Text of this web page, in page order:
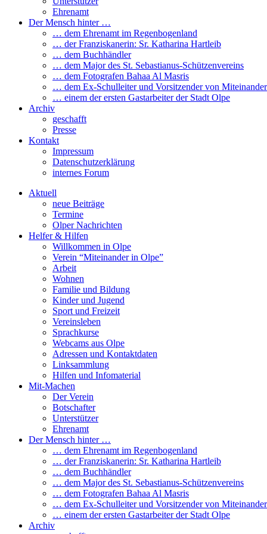
Ehrenamt
Der Mensch hinter …
… dem Ehrenamt im Regenbogenland
… der Franziskanerin: Sr. Katharina Hartleib
… dem Buchhändler
… dem Major des St. Sebastianus-Schützenvereins
… dem Fotografen Bahaa Al Masris
… dem Ex-Schulleiter und Vorsitzender von
… einem der ersten Gastarbeiter der Stadt Olpe
Archiv
geschafft
Presse
Kontakt
Impressum
Datenschutzerklärung
internes Forum
Aktuell
neue Beiträge
Termine
Olper Nachrichten
Helfer & Hilfen
Willkommen in Olpe
Verein “Miteinander in Olpe”
Arbeit
Wohnen
Familie und Bildung
Kinder und Jugend
Sport und Freizeit
Vereinsleben
Sprachkurse
Webcams aus Olpe
Adressen und Kontaktdaten
Linksammlung
Hilfen und Infomaterial
Mit-Machen
Der Verein
Botschafter
Unterstützer
Ehrenamt
Der Mensch hinter …
… dem Ehrenamt im Regenbogenland
… der Franziskanerin: Sr. Katharina Hartleib
… dem Buchhändler
… dem Major des St. Sebastianus-Schützenvereins
… dem Fotografen Bahaa Al Masris
… dem Ex-Schulleiter und Vorsitzender von
… einem der ersten Gastarbeiter der Stadt Olpe
Archiv